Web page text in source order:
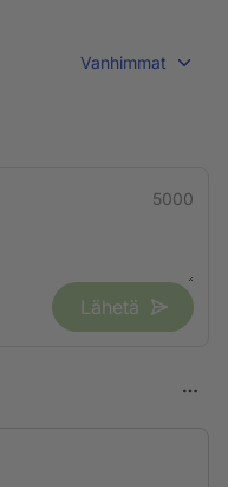
Vanhimmat
5000
Lähetä